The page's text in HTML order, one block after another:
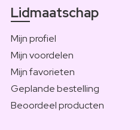
Lidmaatschap
Mijn profiel
Mijn voordelen
Mijn favorieten
Geplande bestelling
Beoordeel producten